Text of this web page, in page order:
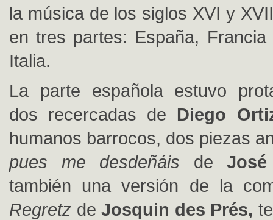
la música de los siglos XVI y
en tres partes: España,
Italia.
La parte española estuvo
dos recercadas de Diego
humanos barrocos, dos piezas
pues me desdeñáis de
también una versión de la
Regretz de Josquin des Prés,